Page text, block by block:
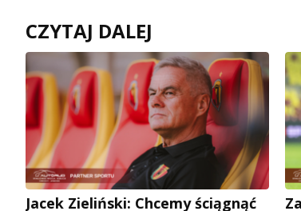
CZYTAJ DALEJ
Jacek Zieliński: Chcemy ściągnąć